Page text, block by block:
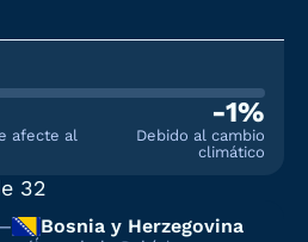
afecte al
-1%
Debido al cambio
climático
32
Bosnia y Herzegovina